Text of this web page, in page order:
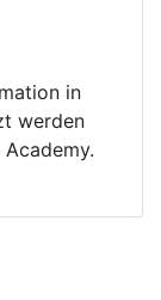
in
werden